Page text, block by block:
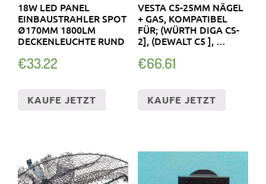
18W LED PANEL
EINBAUSTRAHLER SPOT
Ø170MM 1800LM
DECKENLEUCHTE RUND
€33.22
KAUFE JETZT
VESTA C5-25MM NÄGEL
+ GAS, KOMPATIBEL
FÜR; (WÜRTH DIGA CS-
2], (DEWALT C5 ], …
€66.61
KAUFE JETZT